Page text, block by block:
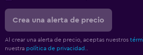
Crea una alerta de precio
Al crear una alerta de precio, aceptas nuestros
nuestra política de privacidad.